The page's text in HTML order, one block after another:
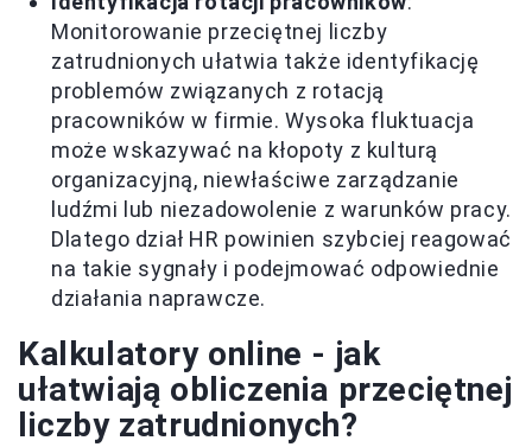
Monitorowanie przeciętnej liczby
zatrudnionych ułatwia także identyfikację
problemów związanych z rotacją
pracowników w firmie. Wysoka fluktuacja
może wskazywać na kłopoty z kulturą
organizacyjną, niewłaściwe zarządzanie
ludźmi lub niezadowolenie z warunków pracy.
Dlatego dział HR powinien szybciej reagować
na takie sygnały i podejmować odpowiednie
działania naprawcze.
Kalkulatory online - jak
ułatwiają obliczenia przeciętnej
liczby zatrudnionych?